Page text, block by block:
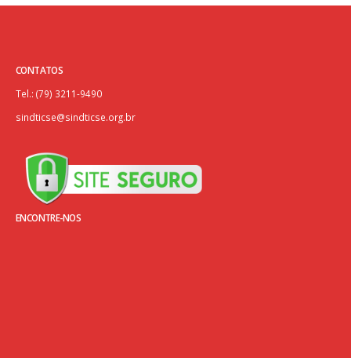
CONTATOS
Tel.: (79) 3211-9490
sindticse@sindticse.org.br
ENCONTRE-NOS